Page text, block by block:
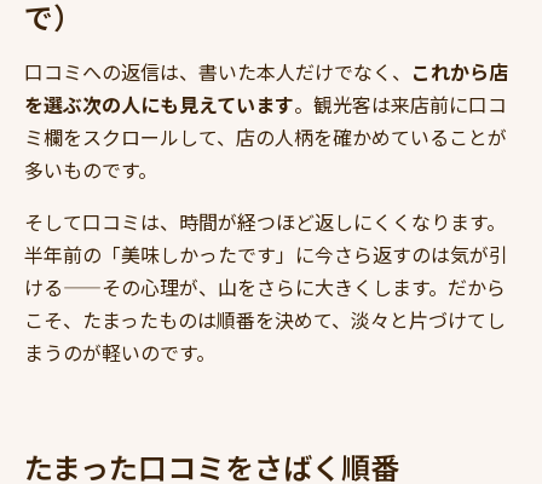
で）
口コミへの返信は、書いた本人だけでなく、 これから店
を選ぶ次の人にも見えています。観光客は来店前に口コ
ミ欄をスクロールして、店の人柄を確かめていることが
多いものです。
そして口コミは、時間が経つほど返しにくくなります。
半年前の「美味しかったです」に今さら返すのは気が引
ける——その心理が、山をさらに大きくします。だから
こそ、たまったものは順番を決めて、淡々と片づけてし
まうのが軽いのです。
たまった口コミをさばく順番